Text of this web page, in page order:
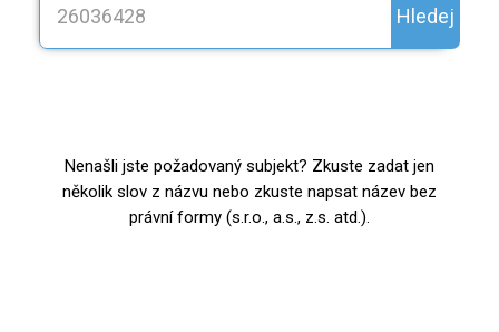
Hledej
Nenašli jste požadovaný subjekt? Zkuste zadat jen
několik slov z názvu nebo zkuste napsat název bez
právní formy (s.r.o., a.s., z.s. atd.).